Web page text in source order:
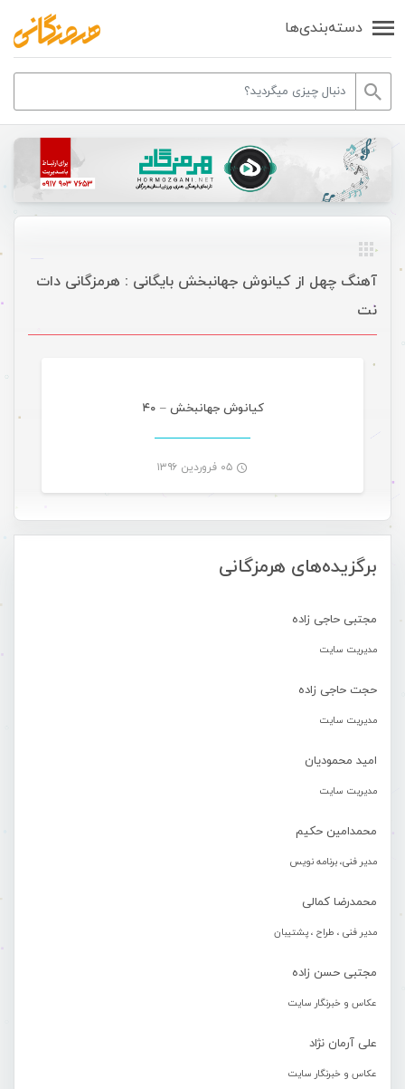
دسته‌بندی‌ها
برگزیده‌های هرمزگانی
مجتبی حاجی زاده
مدیریت سایت
حجت حاجی زاده
مدیریت سایت
امید محمودیان
مدیریت سایت
محمدامین حکیم
مدیر فنی، برنامه نویس
محمدرضا کمالی
مدیر فنی ، طراح ، پشتیبان
مجتبی حسن زاده
عکاس و خبرنگار سایت
علی آرمان نژاد
عکاس و خبرنگار سایت
آهنگ چهل از کیانوش جهانبخش بایگانی : هرمزگانی دات
نت
کیانوش جهانبخش – ۴۰
۰۵ فروردین ۱۳۹۶